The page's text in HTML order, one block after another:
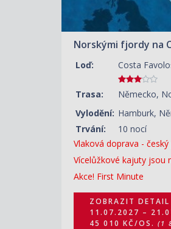
Norskými fjordy na
Loď: Costa
Trasa:
Německo,
Vylodění: Hamburk,
Trvání:
10 nocí
Vlaková doprava -
Vícelůžkové kajuty jsou
Akce! First Minute
ZOBRAZIT DETAIL
11.07.2027 –
45 010 KČ/OS. (1